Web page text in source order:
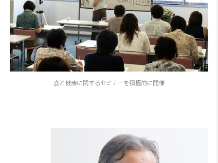
食と健康に関するセミナーを積極的に開催